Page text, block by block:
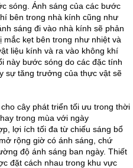
sóng. Ánh sáng của các bước
bên trong nhà kính cũng như
sáng đi vào nhà kính sẽ phản
kẹt bên trong như nhiệt và
liệu kính và ra vào không khí
này bước sóng do các đặc tính
sự tăng trưởng của thực vật sẽ
cây phát triển tối ưu trong thời
trong mùa với ngày
lợi ích tối đa từ chiếu sáng bổ
rộng giờ có ánh sáng, chứ
độ ánh sáng ban ngày. Thiết
đặt cách nhau trong khu vực